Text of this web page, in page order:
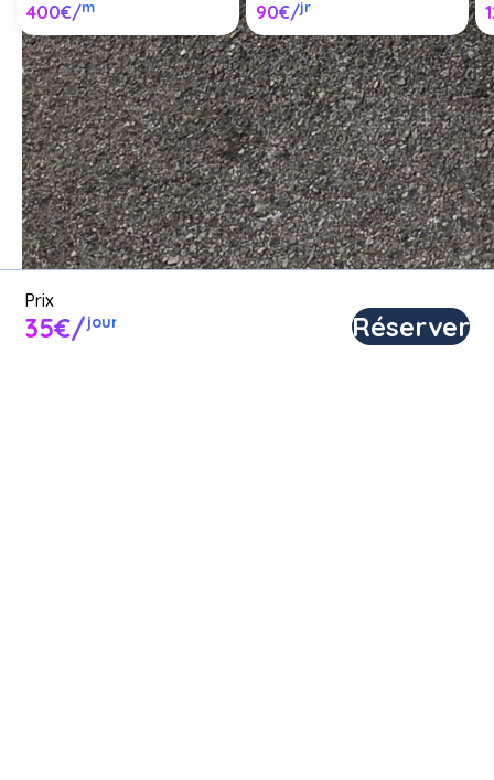
Réserver
Prix
35€/jour
400€/m 90€/jr
Louer un scooter entre
particuliers ou proposer un
scooter en location.
Poster une annonce